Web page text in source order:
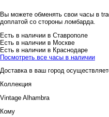
Вы можете обменять свои часы в
доплатой со стороны ломбарда.
Есть в наличии в Ставрополе
Есть в наличии в Москве
Есть в наличии в Краснодаре
Посмотреть все часы в наличии
Доставка в ваш город
Коллекция
Vintage Alhambra
Кому